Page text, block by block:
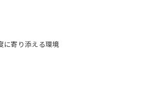
に寄り添える環境